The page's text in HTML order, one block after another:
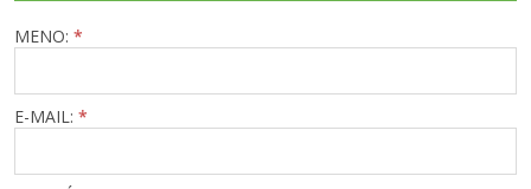
MENO: *
E-MAIL: *